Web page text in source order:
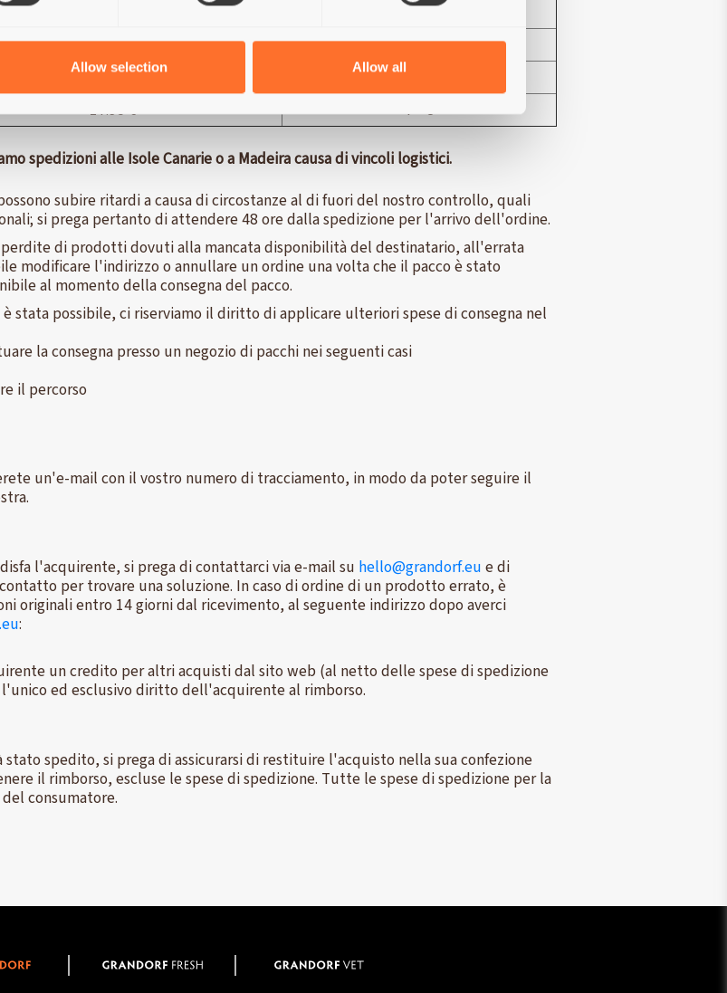
Allow selection Allow all
4
20.95 €
5
19.95 €
4 – 10
17.95 € 4 – 8
spedizioni alle Isole Canarie o a Madeira causa di vincoli logistici.
subire ritardi a causa di circostanze al di fuori del nostro controllo, quali
si prega pertanto di attendere 48 ore dalla spedizione per l'arrivo dell'ordine.
perdite di prodotti dovuti alla mancata disponibilità del destinatario, all'errata
modificare l'indirizzo o annullare un ordine una volta che il pacco è stato
al momento della consegna del pacco.
è stata possibile, ci riserviamo il diritto di applicare ulteriori spese di consegna nel
la consegna presso un negozio di pacchi nei seguenti casi
il percorso
un'e-mail con il vostro numero di tracciamento, in modo da poter seguire il
l'acquirente, si prega di contattarci via e-mail su hello@grandorf.eu e di
per trovare una soluzione. In caso di ordine di un prodotto errato, è
originali entro 14 giorni dal ricevimento, al seguente indirizzo dopo averci
:
un credito per altri acquisti dal sito web (al netto delle spese di spedizione
ed esclusivo diritto dell'acquirente al rimborso.
spedito, si prega di assicurarsi di restituire l'acquisto nella sua confezione
il rimborso, escluse le spese di spedizione. Tutte le spese di spedizione per la
consumatore.